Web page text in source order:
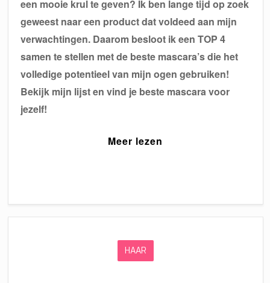
een mooie krul te geven? Ik ben lange tijd op zoek
geweest naar een product dat voldeed aan mijn
verwachtingen. Daarom besloot ik een TOP 4
samen te stellen met de beste mascara’s die het
volledige potentieel van mijn ogen gebruiken!
Bekijk mijn lijst en vind je beste mascara voor
jezelf!
Meer lezen
HAAR